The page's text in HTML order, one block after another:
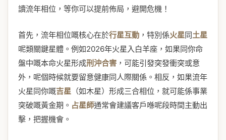
讀流年相位，等你可以提前佈局，避開危機！
首先，流年相位嘅核心在於行星互動 ，特別係火星同土星
呢類關鍵星體。例如2026年火星入白羊座，如果同你命
盤中嘅本命火星形成刑沖合害 ，可能引發突發衝突或意
外，呢個時候就要留意健康同人際關係。相反，如果流年
火星同你嘅吉星 （如木星）形成三合相位，就可能係事業
突破嘅黃金期。 占星師通常會建議客戶喺呢段時間主動出
擊，把握機會。